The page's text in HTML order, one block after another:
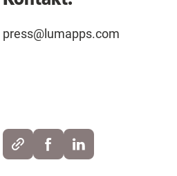
press@lumapps.com